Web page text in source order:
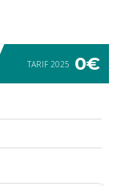
TARIF 2025 0€